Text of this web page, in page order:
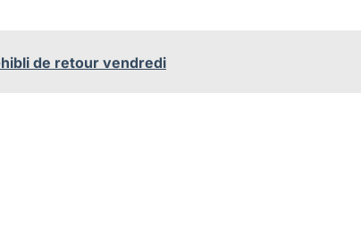
de retour vendredi